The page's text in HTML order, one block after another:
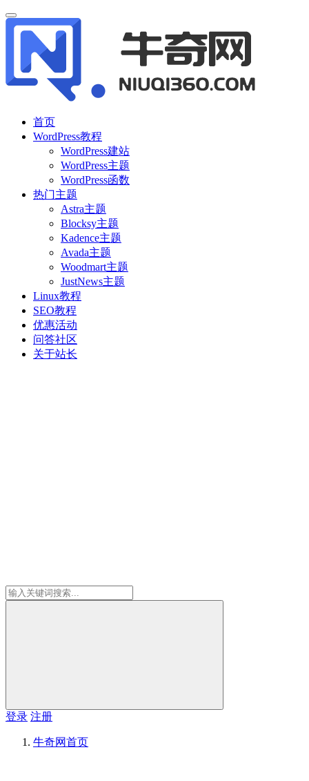
首页
WordPress教程
WordPress建站
WordPress主题
WordPress函数
热门主题
Astra主题
Blocksy主题
Kadence主题
Avada主题
Woodmart主题
JustNews主题
Linux教程
SEO教程
优惠活动
问答社区
关于站长
登录 注册
牛奇网首页